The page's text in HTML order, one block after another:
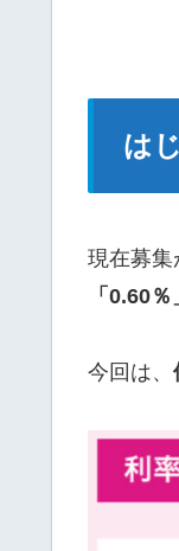
は
現在募集
「0.60％
今回は、